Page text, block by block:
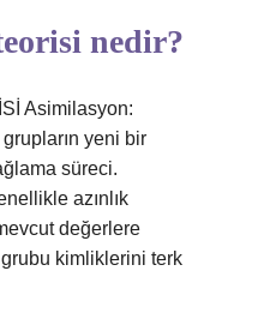
nedir?
Asimilasyon:
yeni bir
süreci.
azınlık
değerlere
grubu kimliklerini terk